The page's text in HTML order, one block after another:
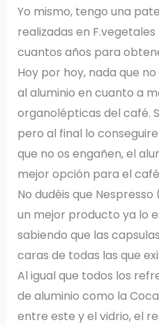
Yo mismo, tengo una
realizadas en
cuantos años para
Hoy por hoy, nada que
al aluminio en cuanto a
organolépticas del café.
pero al final lo
que no os engañen, el
mejor opción para el
No dudéis que
un mejor producto ya lo
sabiendo que las
caras de todas las que
Al igual que todos los
de aluminio como la
entre este y el vidrio, el